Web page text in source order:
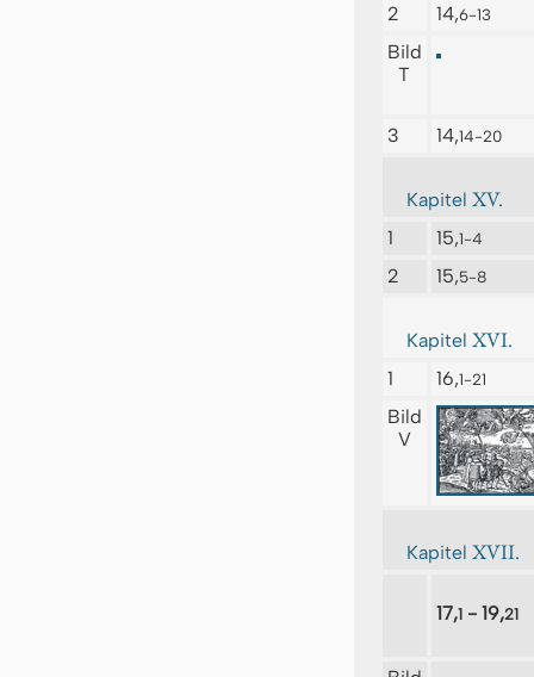
2 14,6-13
Bild
T
3 14,14-20
Kapitel XV.
1 15,1-4
2 15,5-8
Kapitel XVI.
1 16,1-21
Bild
V
Kapitel XVII.
17,1- 19,21